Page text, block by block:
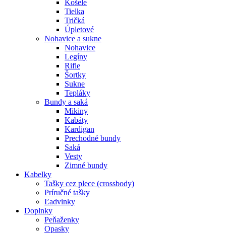
Košele
Tielka
Tričká
Úpletové
Nohavice a sukne
Nohavice
Legíny
Rifle
Šortky
Sukne
Tepláky
Bundy a saká
Mikiny
Kabáty
Kardigan
Prechodné bundy
Saká
Vesty
Zimné bundy
Kabelky
Tašky cez plece (crossbody)
Príručné tašky
Ľadvinky
Doplnky
Peňaženky
Opasky